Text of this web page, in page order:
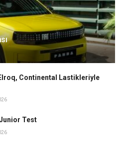
Continental Lastikleriyle
Test